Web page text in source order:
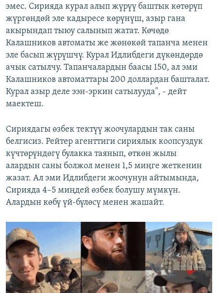
эмес. Сирияда курал алып жүрүү баштык көтөрүп
жүргөндөй эле кадыресе көрүнүш, азыр гана
акырындап тыюу салынып жатат. Көчөдө
Калашников автоматы же жөнөкөй тапанча менен
эле басып жүрүшчү. Курал Идлибдеги дүкөндөрдө
ачык сатылчу. Тапанчалардын баасы 150, ал эми
Калашников автоматтары 200 доллардан башталат.
Курал азыр деле ээн-эркин сатылууда", - дейт
маектеш.
Сириядагы өзбек тектүү жоочулардын так саны
белгисиз. Рейтер агенттиги сириялык коопсуздук
күчтөрүндөгү булакка таянып, өткөн жылы
алардын саны болжол менен 1,5 миңге жеткенин
жазат. Ал эми Идлибдеги жоочунун айтымында,
Сирияда 4–5 миңдей өзбек болушу мүмкүн.
Алардын көбү үй-бүлөсү менен жашайт.